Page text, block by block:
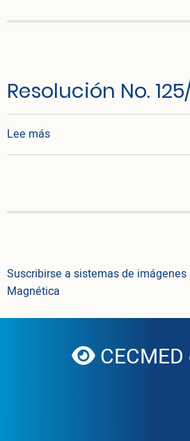
Resolución No.
Lee mássobre Resolución No. 125/
Suscribirse a sistemas de imágenes
Magnética
globe
CECMED